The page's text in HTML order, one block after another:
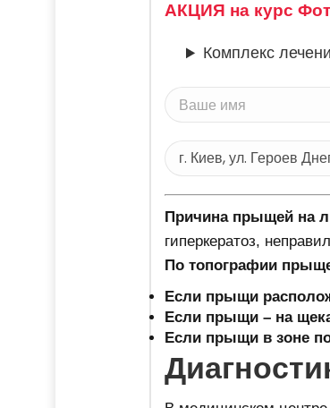
АКЦИЯ на курс
Комплекс
Причина прыщей на
гиперкератоз,
По топографии
Если прыщи
Если прыщи – на
Если прыщи в зоне